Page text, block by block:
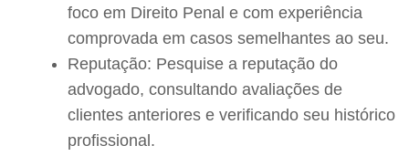
foco em Direito Penal e com experiência
comprovada em casos semelhantes ao seu.
Reputação: Pesquise a reputação do
advogado, consultando avaliações de
clientes anteriores e verificando seu histórico
profissional.